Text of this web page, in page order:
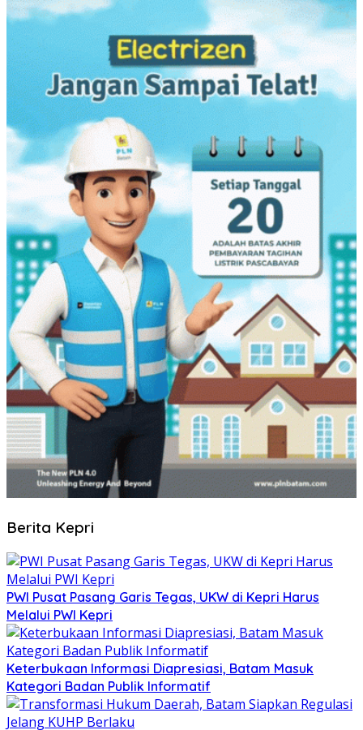
Berita Kepri
PWI Pusat Pasang Garis Tegas, UKW di Kepri Harus
Melalui PWI Kepri
Keterbukaan Informasi Diapresiasi, Batam Masuk
Kategori Badan Publik Informatif